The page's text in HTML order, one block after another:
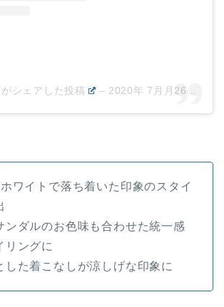
シェアした投稿 – 2020年 7月月26日午後3時46分PDT
ホワイトで落ち着いた印象のスタイ
ンダルのお色味も合わせた統一感
リングに
した着こなしが涼しげな印象に